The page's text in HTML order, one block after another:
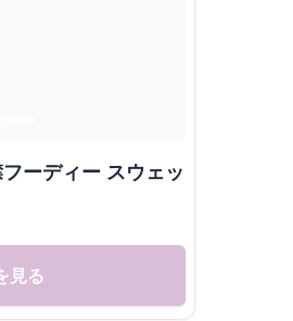
ーディー スウェッ
見る